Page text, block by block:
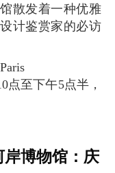
散发着一种优雅
计鉴赏家的必访
点至下午5点半，